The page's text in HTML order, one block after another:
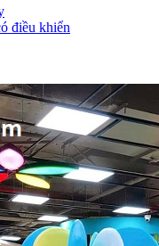
điều khiển